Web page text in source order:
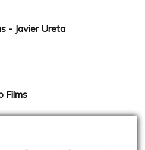
- Javier Ureta
Films